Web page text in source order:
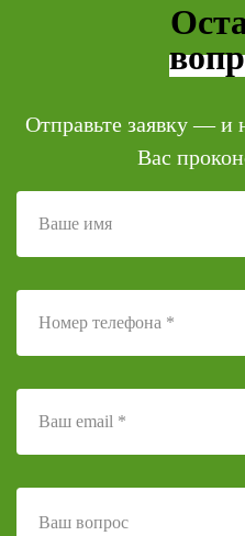
Отправьте заявку — и
Вас